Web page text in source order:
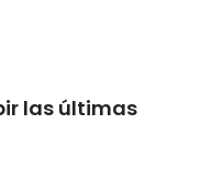
las últimas